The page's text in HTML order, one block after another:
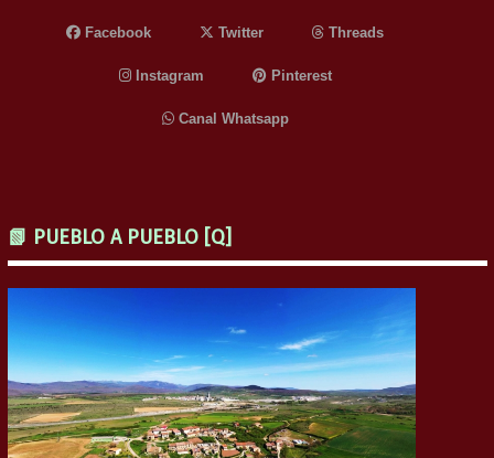
Facebook Twitter Threads
Instagram Pinterest
Canal Whatsapp
📗 PUEBLO A PUEBLO [Q]